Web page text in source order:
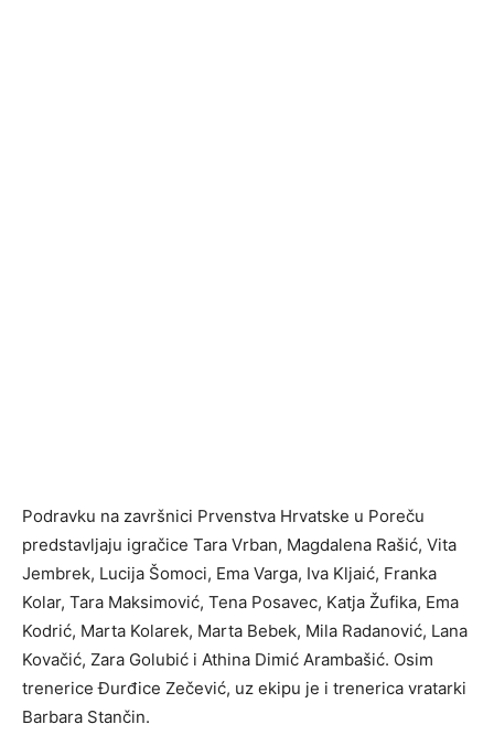
Podravku na završnici Prvenstva Hrvatske u Poreču
predstavljaju igračice Tara Vrban, Magdalena Rašić, Vita
Jembrek, Lucija Šomoci, Ema Varga, Iva Kljaić, Franka
Kolar, Tara Maksimović, Tena Posavec, Katja Žufika, Ema
Kodrić, Marta Kolarek, Marta Bebek, Mila Radanović, Lana
Kovačić, Zara Golubić i Athina Dimić Arambašić. Osim
trenerice Đurđice Zečević, uz ekipu je i trenerica vratarki
Barbara Stančin.